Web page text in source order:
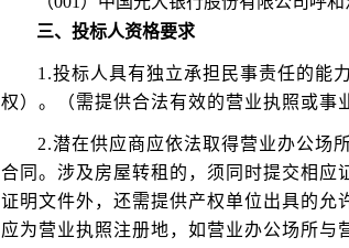
三、投标人资格要求
1.投标人具有独立承担民事责任的能
权）。（需提供合法有效的营业执照或事
2.潜在供应商应依法取得营业办公场
合同。涉及房屋转租的，须同时提交相应
证明文件外，还需提供产权单位出具的允
应为营业执照注册地，如营业办公场所与